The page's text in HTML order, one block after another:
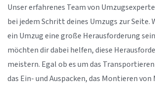
Unser erfahrenes Team von
bei jedem Schritt deines Umzugs zur Seite.
ein Umzug eine große Herausforderung
möchten dir dabei helfen, diese
meistern. Egal ob es um das
das Ein- und Auspacken, das Montieren von